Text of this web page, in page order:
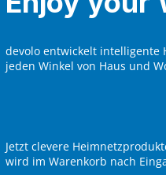
devolo entwickelt intelligente
jeden Winkel von Haus und
Jetzt clevere
wird im Warenkorb nach